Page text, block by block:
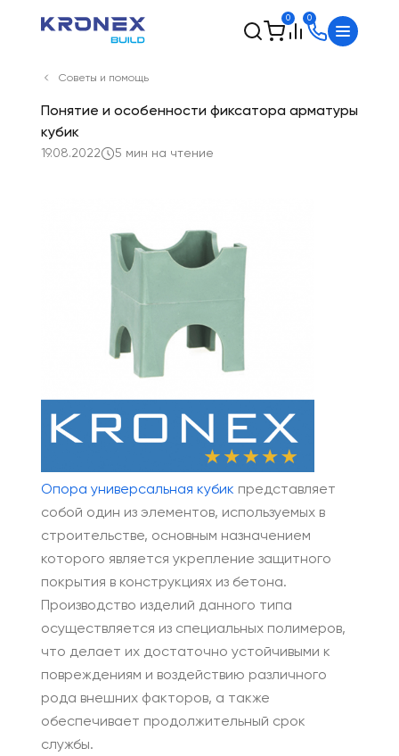
0 0
Советы и помощь
19.08.2022 5 мин на чтение
Понятие и особенности фиксатора арматуры
кубик
Опора универсальная кубик представляет
собой один из элементов, используемых в
строительстве, основным назначением
которого является укрепление защитного
покрытия в конструкциях из бетона.
Производство изделий данного типа
осуществляется из специальных полимеров,
что делает их достаточно устойчивыми к
повреждениям и воздействию различного
рода внешних факторов, а также
обеспечивает продолжительный срок
службы.